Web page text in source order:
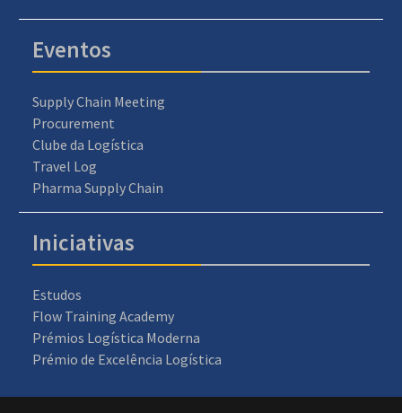
Eventos
Supply Chain Meeting
Procurement
Clube da Logística
Travel Log
Pharma Supply Chain
Iniciativas
Estudos
Flow Training Academy
Prémios Logística Moderna
Prémio de Excelência Logística